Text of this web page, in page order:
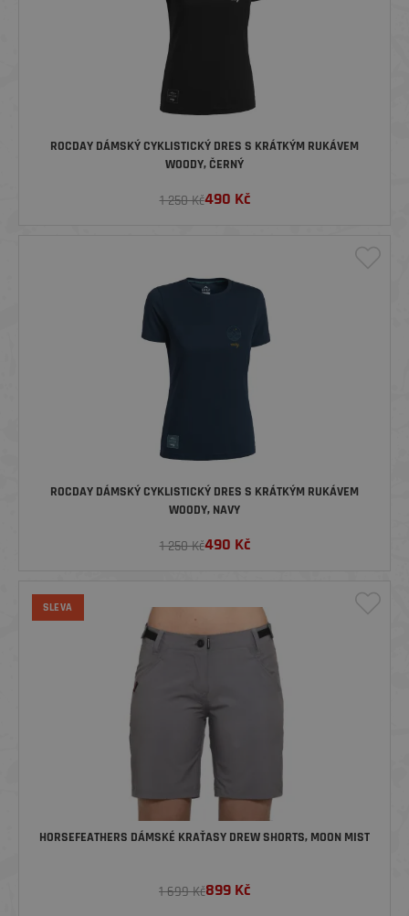
ROCDAY DÁMSKÝ CYKLISTICKÝ DRES S KRÁTKÝM RUKÁVEM
WOODY, ČERNÝ
1 250 Kč490 Kč
ROCDAY DÁMSKÝ CYKLISTICKÝ DRES S KRÁTKÝM RUKÁVEM
WOODY, NAVY
1 250 Kč490 Kč
SLEVA
HORSEFEATHERS DÁMSKÉ KRAŤASY DREW SHORTS, MOON MIST
1 699 Kč899 Kč